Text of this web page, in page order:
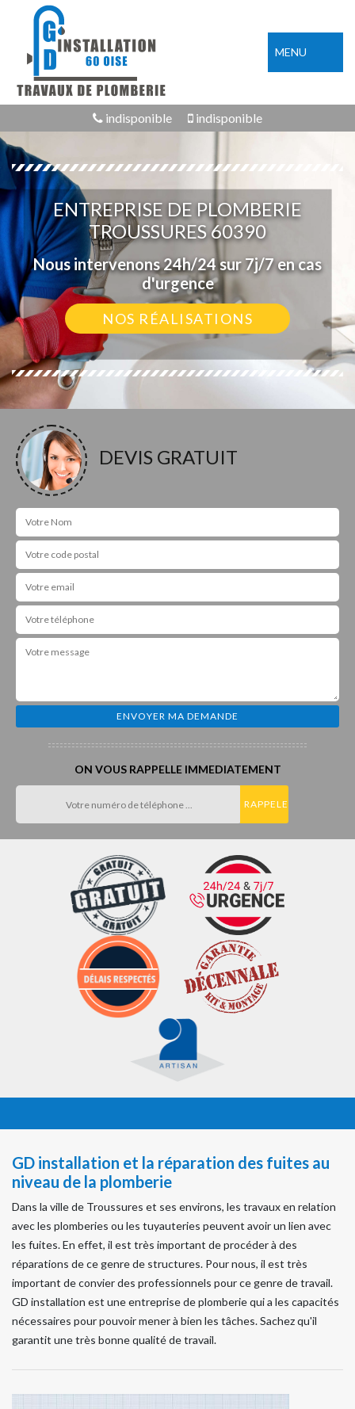
MENU
indisponible indisponible
ENTREPRISE DE PLOMBERIE
TROUSSURES 60390
Nous intervenons 24h/24 sur 7j/7 en cas
d'urgence
NOS RÉALISATIONS
DEVIS GRATUIT
ON VOUS RAPPELLE IMMEDIATEMENT
GD installation et la réparation des fuites au
niveau de la plomberie
Dans la ville de Troussures et ses environs, les travaux en relation
avec les plomberies ou les tuyauteries peuvent avoir un lien avec
les fuites. En effet, il est très important de procéder à des
réparations de ce genre de structures. Pour nous, il est très
important de convier des professionnels pour ce genre de travail.
GD installation est une entreprise de plomberie qui a les capacités
nécessaires pour pouvoir mener à bien les tâches. Sachez qu'il
garantit une très bonne qualité de travail.